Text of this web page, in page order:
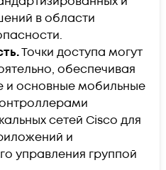
в области
Точки доступа могут
обеспечивая
и основные мобильные
сетей Cisco для
и
управления группой